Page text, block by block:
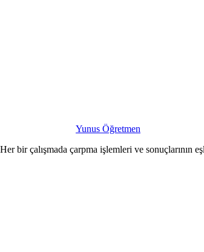
Yunus Öğretmen
çalışmada çarpma işlemleri ve sonuçlarının